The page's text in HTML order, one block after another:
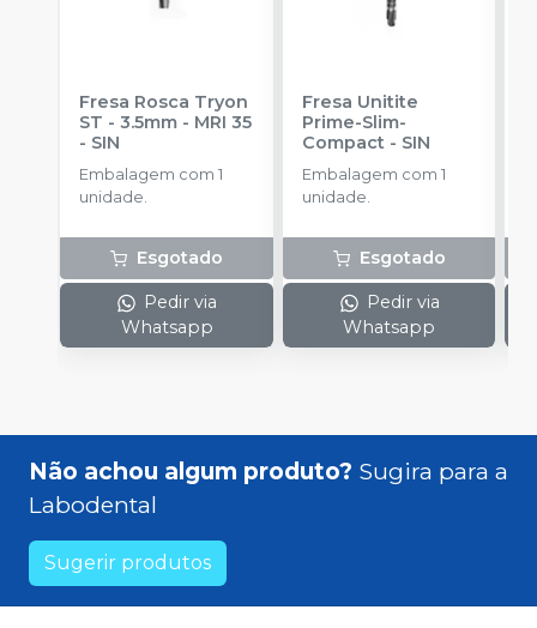
Fresa Rosca Tryon
ST - 3.5mm - MRI 35
- SIN
Embalagem com 1
unidade.
Esgotado
Pedir via
Whatsapp
Fresa Unitite
Prime-Slim-
Compact- SIN
Embalagem com 1
unidade.
Esgotado
Pedir via
Whatsapp
Não achou algum produto? Sugira para a
Labodental
Sugerir produtos